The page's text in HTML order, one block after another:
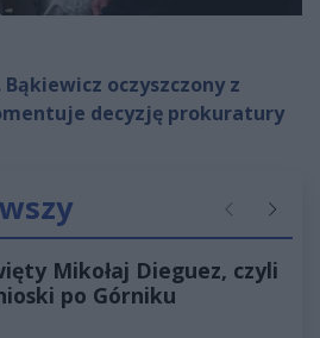
oczyszczony z
decyzję prokuratury
Poprzednie
Mikołaj Dieguez, czyli
po Górniku